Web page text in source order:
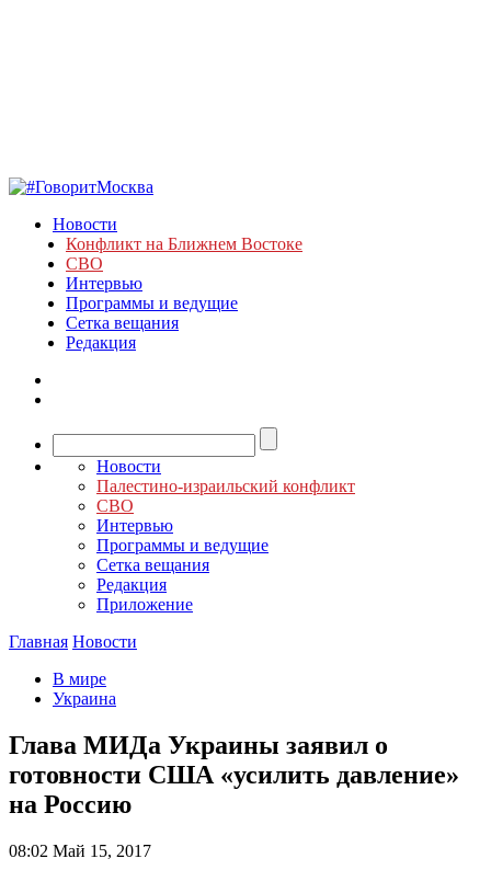
Новости
Конфликт на Ближнем Востоке
СВО
Интервью
Программы и ведущие
Сетка вещания
Редакция
Новости
Палестино-израильский конфликт
СВО
Интервью
Программы и ведущие
Сетка вещания
Редакция
Приложение
Главная Новости
В мире
Украина
Глава МИДа Украины заявил о
готовности США «усилить давление»
на Россию
08:02 Май 15, 2017